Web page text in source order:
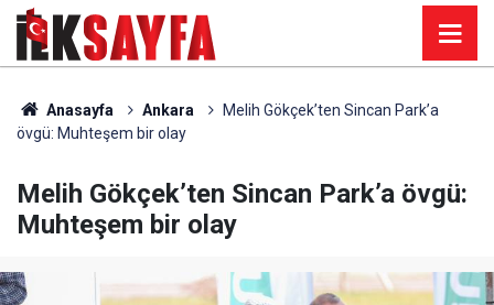
Anasayfa Ankara
Melih Gökçek’ten Sincan Park’a
övgü: Muhteşem bir olay
Melih Gökçek’ten Sincan Park’a övgü:
Muhteşem bir olay